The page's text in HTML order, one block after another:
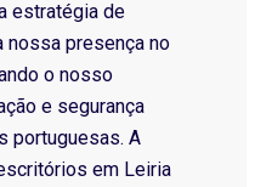
estratégia de
nossa presença no
o nosso
e segurança
portuguesas. A
em Leiria